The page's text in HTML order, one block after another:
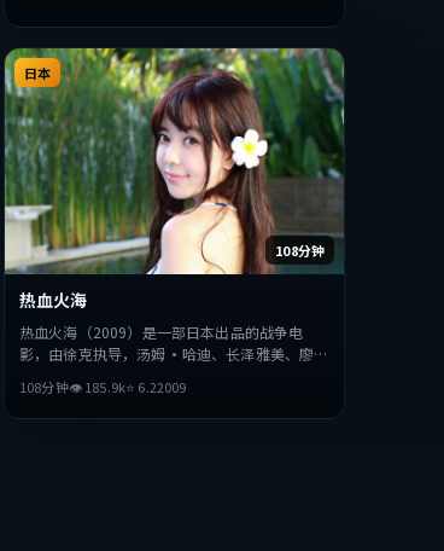
108分钟
日本
热血火海
热血火海（2009）是一部日本出品的战争电
影，由徐克执导，汤姆·哈迪、长泽雅美、廖凡
性与抉择，节奏张弛有度，适合喜欢该类型的观
众完整观看。
108分钟👁185.9k⭐ 6.22009